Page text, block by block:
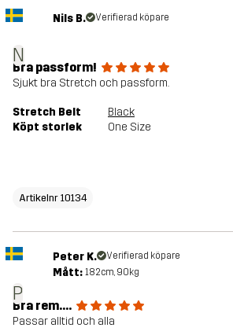
N
Nils B. Verifierad köpare
Bra passform!
Sjukt bra Stretch och passform.
Stretch Belt
Black
Köpt storlek
One Size
Artikelnr 10134
P
Peter K. Verifierad köpare
Mått: 182cm, 90kg
Bra rem....
Passar alltid och alla